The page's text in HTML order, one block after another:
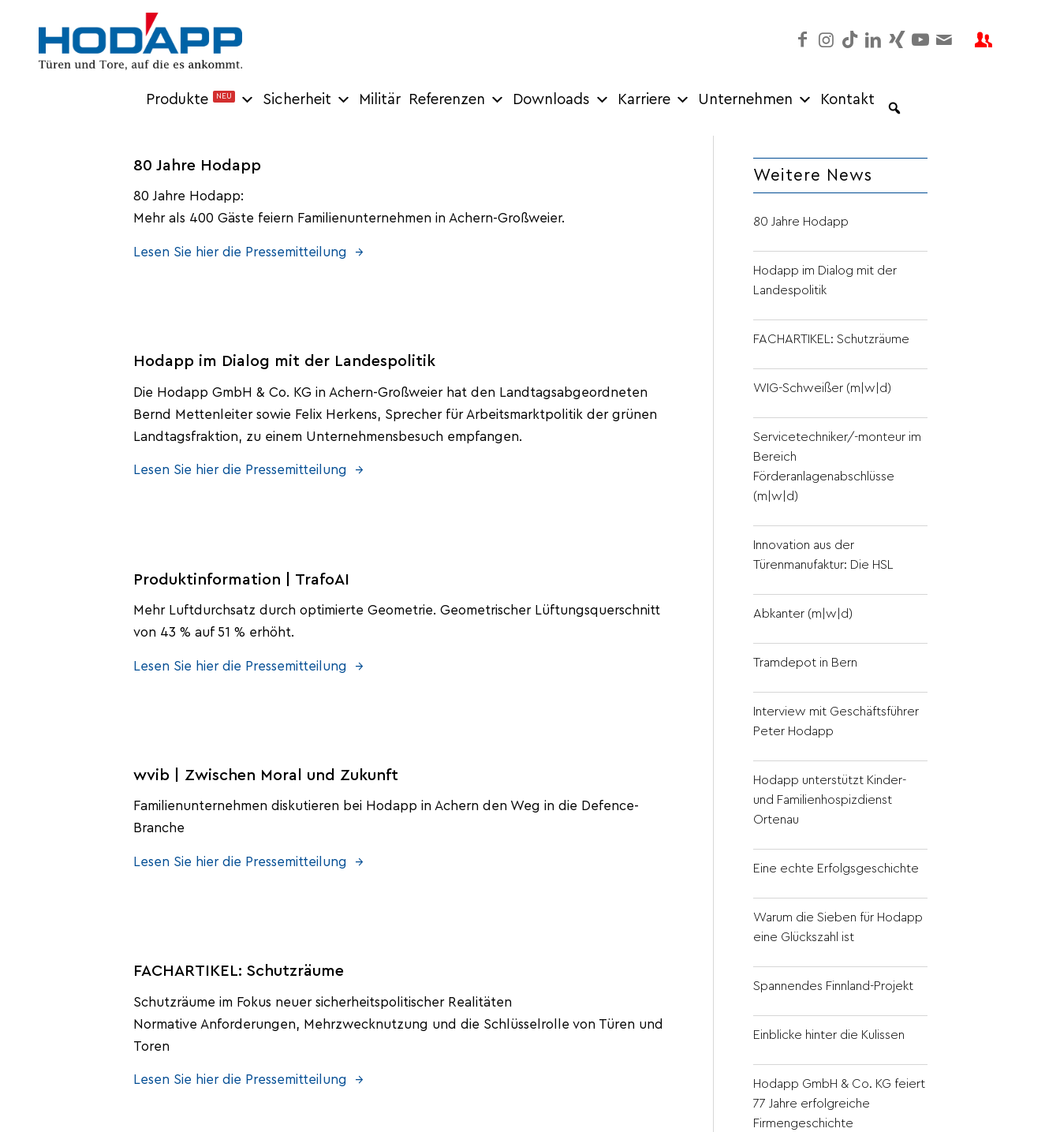
Produkte NEU Sicherheit Militär Referenzen Downloads Karriere Unternehmen Kontakt
80 Jahre Hodapp
80 Jahre Hodapp:
Mehr als 400 Gäste feiern Familienunternehmen in Achern-Großweier.
Lesen Sie hier die Pressemitteilung →
Hodapp im Dialog mit der Landespolitik
Die Hodapp GmbH & Co. KG in Achern-Großweier hat den Landtagsabgeordneten
Bernd Mettenleiter sowie Felix Herkens, Sprecher für Arbeitsmarktpolitik der grünen
Landtagsfraktion, zu einem Unternehmensbesuch empfangen.
Lesen Sie hier die Pressemitteilung →
Produktinformation | TrafoAI
Mehr Luftdurchsatz durch optimierte Geometrie. Geometrischer Lüftungsquerschnitt
von 43 % auf 51 % erhöht.
Lesen Sie hier die Pressemitteilung →
wvib | Zwischen Moral und Zukunft
Familienunternehmen diskutieren bei Hodapp in Achern den Weg in die Defence-
Branche
Lesen Sie hier die Pressemitteilung →
FACHARTIKEL: Schutzräume
Schutzräume im Fokus neuer sicherheitspolitischer Realitäten
Normative Anforderungen, Mehrzwecknutzung und die Schlüsselrolle von Türen und
Toren
Lesen Sie hier die Pressemitteilung →
Weitere News
80 Jahre Hodapp
Hodapp im Dialog mit der
Landespolitik
FACHARTIKEL: Schutzräume
WIG-Schweißer (m|w|d)
Servicetechniker/-monteur im
Bereich
Förderanlagenabschlüsse
(m|w|d)
Innovation aus der
Türenmanufaktur: Die HSL
Abkanter (m|w|d)
Tramdepot in Bern
Interview mit Geschäftsführer
Peter Hodapp
Hodapp unterstützt Kinder-
und Familienhospizdienst
Ortenau
Eine echte Erfolgsgeschichte
Warum die Sieben für Hodapp
eine Glückszahl ist
Spannendes Finnland-Projekt
Einblicke hinter die Kulissen
Hodapp GmbH & Co. KG feiert
77 Jahre erfolgreiche
Firmengeschichte